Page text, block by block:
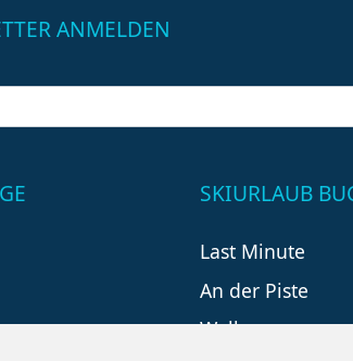
ANMELDEN
SKIURLAUB
Last Minute
An der Piste
Wellness